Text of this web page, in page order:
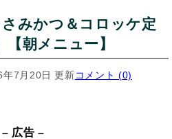
さみかつ＆コロッケ定
朝メニュー】
7月20日 更新コメント (0)
– 広告 –